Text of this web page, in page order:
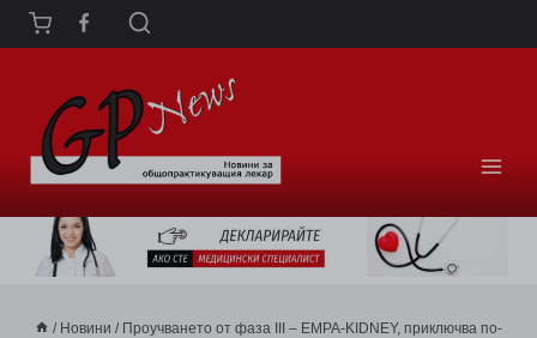
Към
съдържанието
/ Новини / Проучването от фаза III – EMPA-KIDNEY, приключва по-